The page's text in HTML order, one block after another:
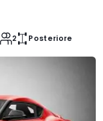
2 Posteriore